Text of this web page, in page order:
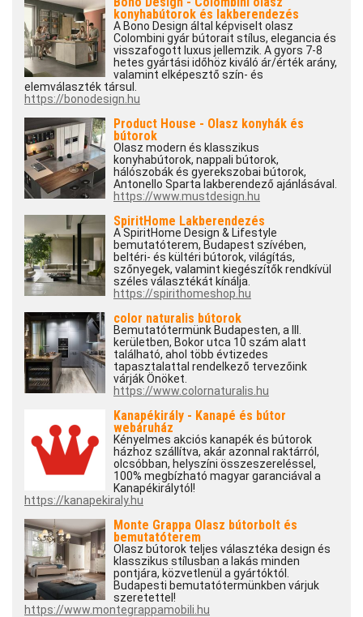
konyhabútorok és lakberendezés
A Bono Design által képviselt olasz
Colombini gyár bútorait stílus, elegancia és
visszafogott luxus jellemzik. A gyors 7-8
hetes gyártási időhöz kiváló ár/érték arány,
valamint elképesztő szín- és
elemválaszték társul.
https://bonodesign.hu
Product House - Olasz konyhák és
bútorok
Olasz modern és klasszikus
konyhabútorok, nappali bútorok,
hálószobák és gyerekszobai bútorok,
Antonello Sparta lakberendező ajánlásával.
https://www.mustdesign.hu
SpiritHome Lakberendezés
A SpiritHome Design & Lifestyle
bemutatóterem, Budapest szívében,
beltéri- és kültéri bútorok, világítás,
szőnyegek, valamint kiegészítők rendkívül
széles választékát kínálja.
https://spirithomeshop.hu
color naturalis bútorok
Bemutatótermünk Budapesten, a III.
kerületben, Bokor utca 10 szám alatt
található, ahol több évtizedes
tapasztalattal rendelkező tervezőink
várják Önöket.
https://www.colornaturalis.hu
Kanapékirály - Kanapé és bútor
webáruház
Kényelmes akciós kanapék és bútorok
házhoz szállítva, akár azonnal raktárról,
olcsóbban, helyszíni összeszereléssel,
100% megbízható magyar garanciával a
Kanapékirálytól!
https://kanapekiraly.hu
Monte Grappa Olasz bútorbolt és
bemutatóterem
Olasz bútorok teljes választéka design és
klasszikus stílusban a lakás minden
pontjára, közvetlenül a gyártóktól.
Budapesti bemutatótermünkben várjuk
szeretettel!
https://www.montegrappamobili.hu